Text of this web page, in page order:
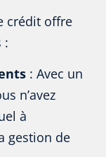
crédit offre
:
: Avec un
n’avez
à
gestion de